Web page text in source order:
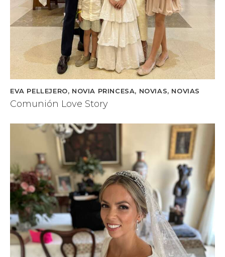
EVA PELLEJERO, NOVIA PRINCESA, NOVIAS, NOVIAS
Comunión Love Story